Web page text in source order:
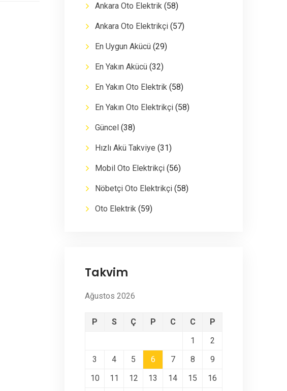
Ankara Oto Elektrik (58)
Ankara Oto Elektrikçi (57)
En Uygun Akücü (29)
En Yakın Akücü (32)
En Yakın Oto Elektrik (58)
En Yakın Oto Elektrikçi (58)
Güncel (38)
Hızlı Akü Takviye (31)
Mobil Oto Elektrikçi (56)
Nöbetçi Oto Elektrikçi (58)
Oto Elektrik (59)
Takvim
Ağustos 2026
P S Ç P C C
P
1
2
3
4 5 6 7 8
9
10
11 12 13 14 15
16